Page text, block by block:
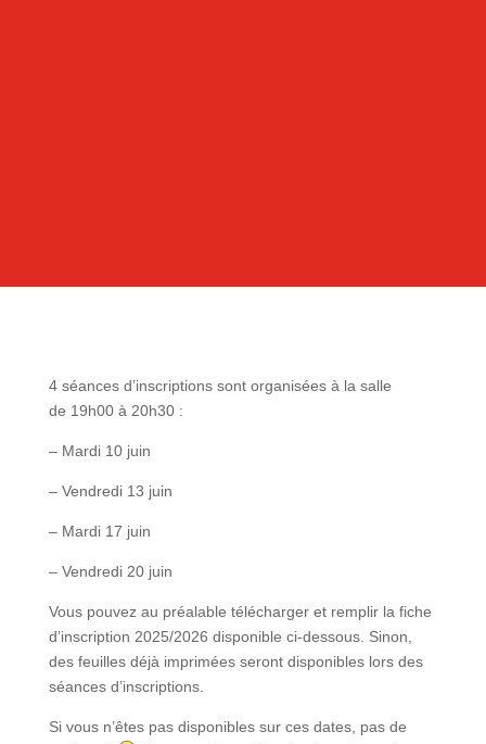
4séances d’inscriptions sont organisées à la salle
de 19h00 à 20h30 :
– Mardi 10 juin
– Vendredi 13 juin
– Mardi 17 juin
– Vendredi 20 juin
Vous pouvez au préalable télécharger et remplir la fiche
d’inscription 2025/2026 disponible ci-dessous. Sinon,
des feuilles déjà imprimées seront disponibles lors des
séances d’inscriptions.
Si vous n’êtes pas disponibles sur ces dates, pas de